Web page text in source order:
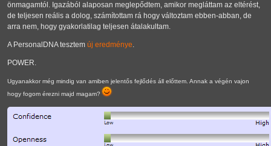
önmagamtól. Igazából alaposan meglepődtem, amikor megláttam az eltérést,
de teljesen reális a dolog, számítottam rá hogy változtam ebben-abban, de
arra nem, hogy gyakorlatilag teljesen átalakultam.
A PersonalDNA tesztem új eredménye.
POWER.
Ugyanakkor még mindig van amiben jelentős fejlődés áll előttem. Annak a végén vajon
hogy fogom érezni majd magam?